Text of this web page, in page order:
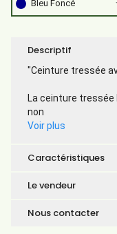
Bleu Foncé
Descriptif
"Ceinture tressée
La ceinture tressée
non
Voir plus
Caractéristiques
Le vendeur
Nous contacter